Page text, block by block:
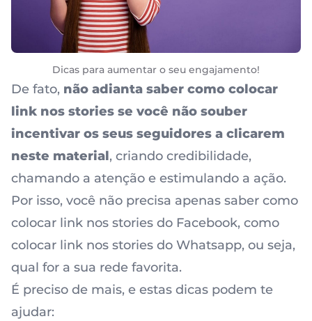
Dicas para aumentar o seu engajamento!
De fato, não adianta saber como colocar
link nos stories se você não souber
incentivar os seus seguidores a clicarem
neste material, criando credibilidade,
chamando a atenção e estimulando a ação.
Por isso, você não precisa apenas saber como
colocar link nos stories do Facebook, como
colocar link nos stories do Whatsapp, ou seja,
qual for a sua rede favorita.
É preciso de mais, e estas dicas podem te
ajudar: